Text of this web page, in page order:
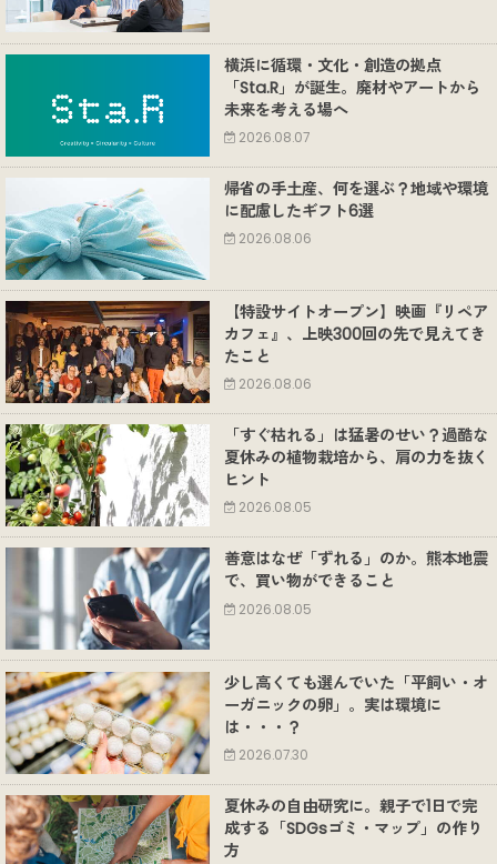
横浜に循環・文化・創造の拠点
「Sta.R」が誕生。廃材やアートから
未来を考える場へ
2026.08.07
帰省の手土産、何を選ぶ？地域や環境
に配慮したギフト6選
2026.08.06
【特設サイトオープン】映画『リペア
カフェ』、上映300回の先で見えてき
たこと
2026.08.06
「すぐ枯れる」は猛暑のせい？過酷な
夏休みの植物栽培から、肩の力を抜く
ヒント
2026.08.05
善意はなぜ「ずれる」のか。熊本地震
で、買い物ができること
2026.08.05
少し高くても選んでいた「平飼い・オ
ーガニックの卵」。実は環境に
は・・・？
2026.07.30
夏休みの自由研究に。親子で1日で完
成する「SDGsゴミ・マップ」の作り
方